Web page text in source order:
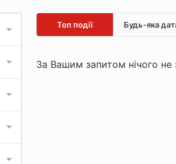
Топ події Будь-яка
За Вашим запитом нічого не